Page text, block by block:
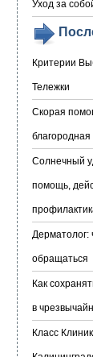
Уход за
Критерии
Тележки
Скорая
благородная
Солнечный
помощь,
Дерматолог:
обращаться
Как
в
Класс